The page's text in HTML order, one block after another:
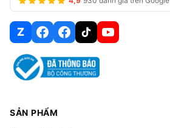
Z
SẢN PHẨM